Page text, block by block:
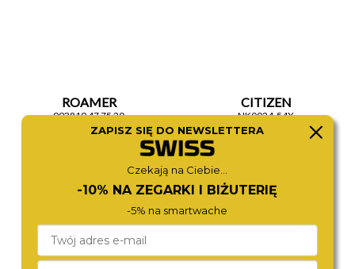
ROAMER
993819 47 75 20
1 790,-
CITIZEN
NK0024-54X
1 790,-
ZAPISZ SIĘ DO NEWSLETTERA
Czekają na Ciebie...
-10% NA ZEGARKI I BIŻUTERIĘ
-5% na smartwache